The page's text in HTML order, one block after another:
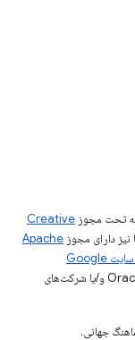
تحت مجوز Creative
دارای مجوز Apache
خطمشی‌های سایت Google
مراجعه کنید. جاوا علامت تجاری ثبت‌شده Oracle و/یا شرکت‌های